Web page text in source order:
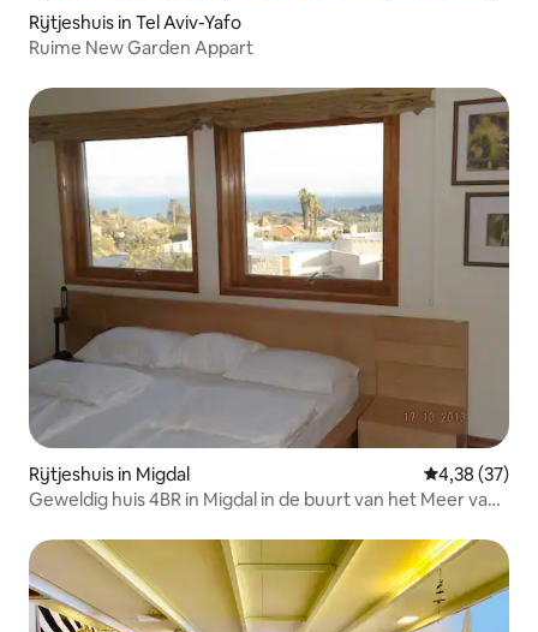
Rijtjeshuis in Tel Aviv-Yafo
Ruime New Garden Appart
Rijtjeshuis in Migdal Gemiddelde
4,38 (37)
Geweldig huis 4BR in Migdal in de buurt van het Meer van